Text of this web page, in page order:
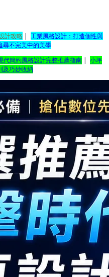
計攻略 | 工業風格設計：打造個性與
尋不完美中的美學
代簡約風格設計完整推薦指南 | 小坪
及巧妙收納